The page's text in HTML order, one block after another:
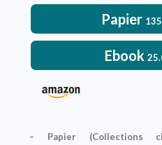
Papier
Ebook
– Papier (Collections